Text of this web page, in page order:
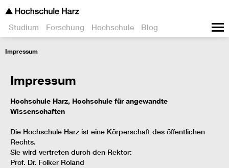
Studium Forschung Hochschule Blog
Impressum
Impressum
Hochschule Harz, Hochschule für angewandte
Wissenschaften
Die Hochschule Harz ist eine Körperschaft des öffentlichen
Rechts.
Sie wird vertreten durch den Rektor:
Prof. Dr. Folker Roland